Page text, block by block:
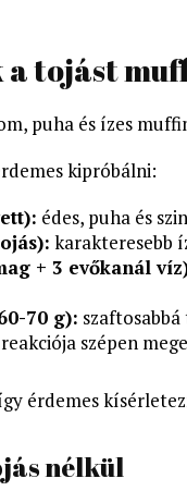
tojást
puha és ízes
kipróbálni:
édes, puha és
karakteresebb
+ 3 evőkanál
70 g):
szépen
érdemes
nélkül